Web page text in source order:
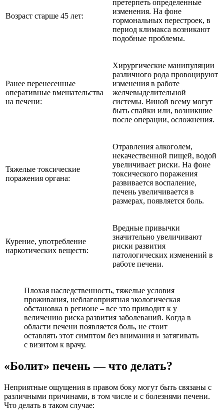
Возраст старше 45 лет:
претерпеть определенные
изменения. На фоне
гормональных перестроек, в
период климакса возникают
подобные проблемы.
Ранее перенесенные
оперативные вмешательства
на печени:
Хирургические манипуляции
различного рода провоцируют
изменения в работе
желчевыделительной
системы. Виной всему могут
быть спайки или, возникшие
после операции, осложнения.
Тяжелые токсические
поражения органа:
Отравления алкоголем,
некачественной пищей, водой
увеличивает риски. На фоне
токсического поражения
развивается воспаление,
печень увеличивается в
размерах, появляется боль.
Курение, употребление
наркотических веществ:
Вредные привычки
значительно увеличивают
риски развития
патологических изменений в
работе печени.
Плохая наследственность, тяжелые условия
проживания, неблагоприятная экологическая
обстановка в регионе – все это приводит к у
величению риска развития заболеваний. Когда в
области печени появляется боль, не стоит
оставлять этот симптом без внимания и затягивать
с визитом к врачу.
«Болит» печень — что делать?
Неприятные ощущения в правом боку могут быть связаны с
различными причинами, в том числе и с болезнями печени.
Что делать в таком случае: